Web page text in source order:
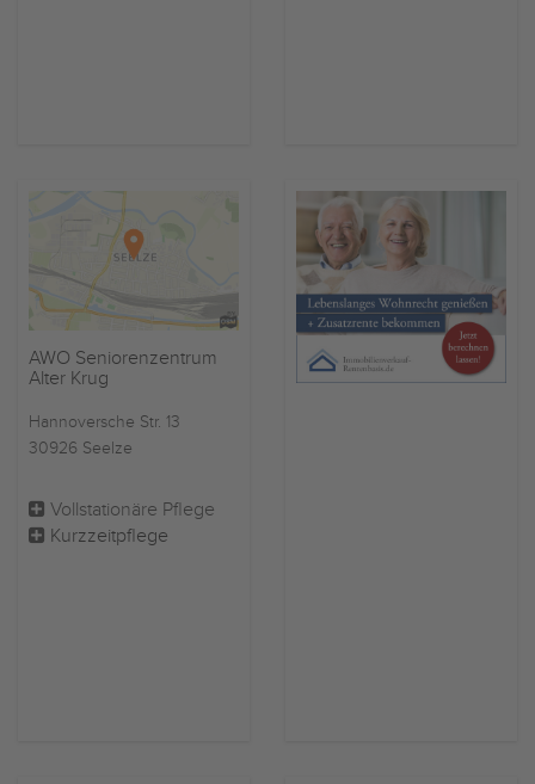
AWO Seniorenzentrum
Alter Krug
Hannoversche Str. 13
30926 Seelze
Vollstationäre Pflege
Kurzzeitpflege